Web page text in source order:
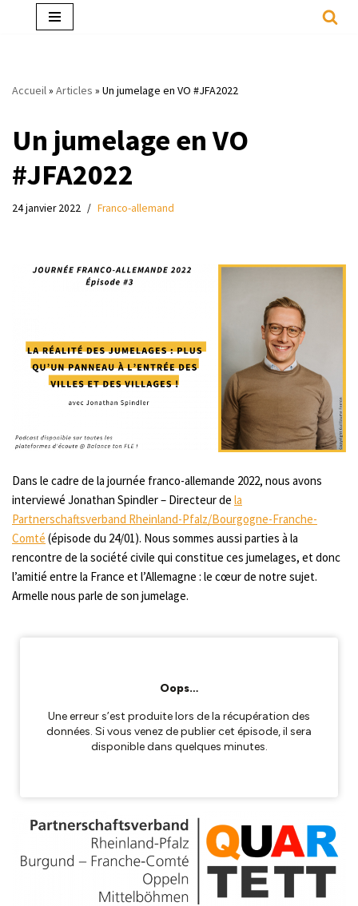
Accueil» Articles » Un jumelage en VO #JFA2022
Un jumelage en VO
#JFA2022
24 janvier 2022 Franco-allemand
Dans le cadre de la journée franco-allemande 2022, nous avons
interviewé Jonathan Spindler – Directeur de la
Partnerschaftsverband Rheinland-Pfalz/Bourgogne-Franche-
Comté (épisode du 24/01). Nous sommes aussi parties à la
rencontre de la société civile qui constitue ces jumelages, et donc
l’amitié entre la France et l’Allemagne : le cœur de notre sujet.
Armelle nous parle de son jumelage.